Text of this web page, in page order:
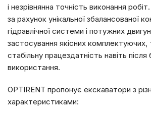
і незрівнянна точність виконання
за рахунок унікальної збалансованої
гідравлічної системи і потужних
застосування якісних комплектуючих,
стабільну працездатність навіть після
використання.
OPTIRENT пропонує екскаватори з
характеристиками: